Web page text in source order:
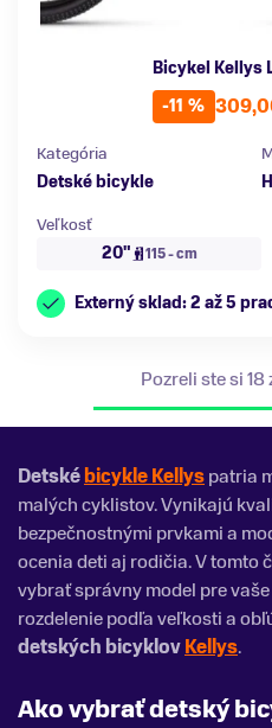
Bicykel Kellys
-11 %
Kategória
Detské bicykle
Veľkosť
20"
115 - cm
Externý sklad: 2 až 5
Pozreli ste si
Detskébicykle Kellyspatria
malých cyklistov. Vynikajú
bezpečnostnými prvkami a
ocenia deti aj rodičia. V tomto
vybrať správny model pre
rozdelenie podľa veľkosti a
detských bicyklovKellys.
Ako vybrať detský